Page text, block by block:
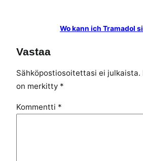
Wo kann ich Tramadol
Vastaa
Sähköpostiosoitettasi ei julkaista.
on merkitty *
Kommentti *